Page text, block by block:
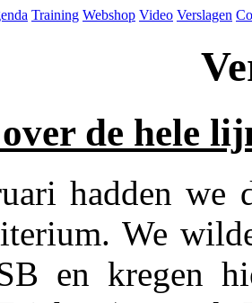
Training Webshop Video Verslagen
de hele
hadden we
We
en kregen